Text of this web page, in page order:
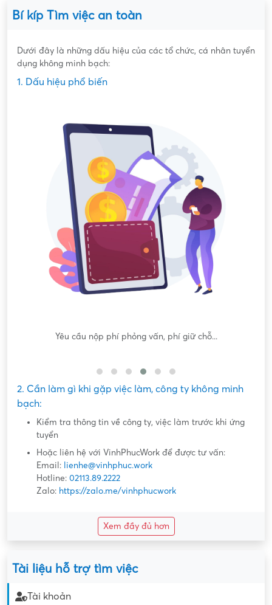
Bí kíp Tìm việc an toàn
Dưới đây là những dấu hiệu của các tổ chức, cá nhân tuyển
dụng không minh bạch:
1. Dấu hiệu phổ biến
Yêu cầu nộp phí phỏng vấn, phí giữ chỗ...
2. Cần làm gì khi gặp việc làm, công ty không minh
bạch:
Kiểm tra thông tin về công ty, việc làm trước khi ứng
tuyển
Hoặc liên hệ với VinhPhucWork để được tư vấn:
Email: lienhe@vinhphuc.work
Hotline: 02113.89.2222
Zalo: https://zalo.me/vinhphucwork
Xem đầy đủ hơn
Tài liệu hỗ trợ tìm việc
Tài khoản